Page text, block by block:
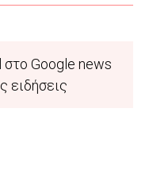
Google news
ειδήσεις